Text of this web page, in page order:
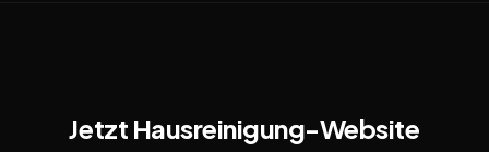
Jetzt Hausreinigung-Website